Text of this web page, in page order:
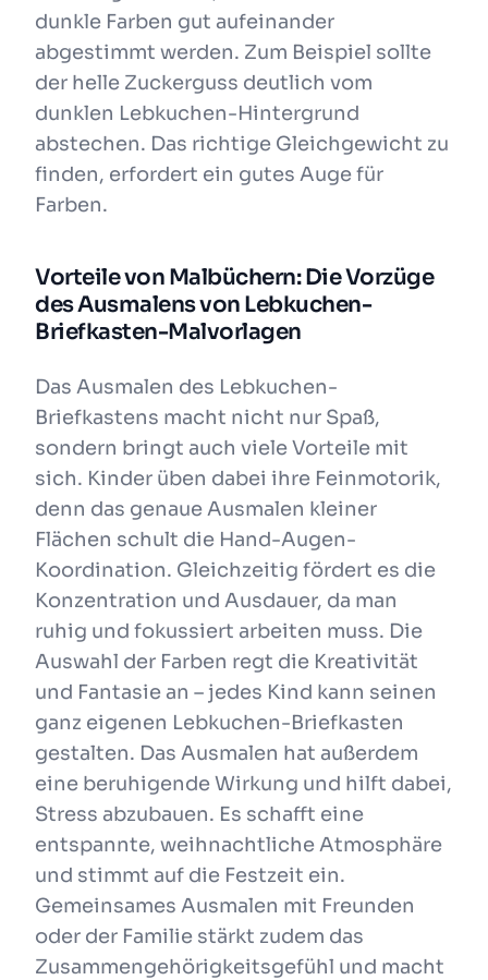
dunkle Farben gut aufeinander
abgestimmt werden. Zum Beispiel sollte
der helle Zuckerguss deutlich vom
dunklen Lebkuchen-Hintergrund
abstechen. Das richtige Gleichgewicht zu
finden, erfordert ein gutes Auge für
Farben.
Vorteile von Malbüchern: Die Vorzüge
des Ausmalens von Lebkuchen-
Briefkasten-Malvorlagen
Das Ausmalen des Lebkuchen-
Briefkastens macht nicht nur Spaß,
sondern bringt auch viele Vorteile mit
sich. Kinder üben dabei ihre Feinmotorik,
denn das genaue Ausmalen kleiner
Flächen schult die Hand-Augen-
Koordination. Gleichzeitig fördert es die
Konzentration und Ausdauer, da man
ruhig und fokussiert arbeiten muss. Die
Auswahl der Farben regt die Kreativität
und Fantasie an – jedes Kind kann seinen
ganz eigenen Lebkuchen-Briefkasten
gestalten. Das Ausmalen hat außerdem
eine beruhigende Wirkung und hilft dabei,
Stress abzubauen. Es schafft eine
entspannte, weihnachtliche Atmosphäre
und stimmt auf die Festzeit ein.
Gemeinsames Ausmalen mit Freunden
oder der Familie stärkt zudem das
Zusammengehörigkeitsgefühl und macht